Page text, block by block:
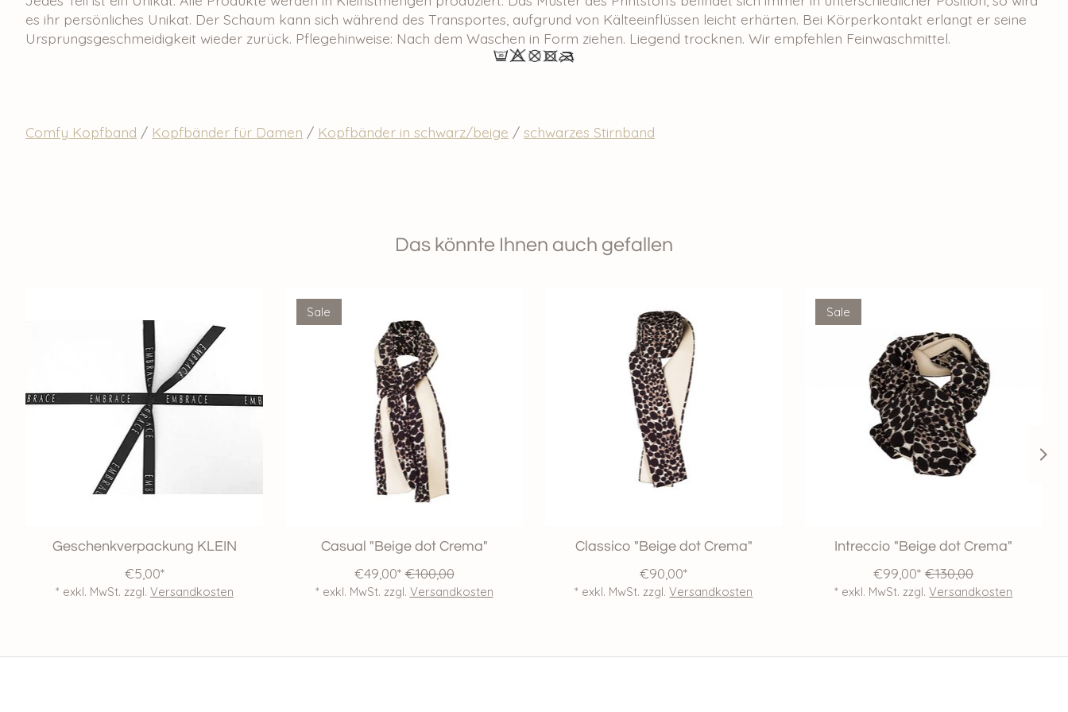
es ihr persönliches Unikat. Der Schaum kann sich während des Transportes, aufgrund von Kälteeinflüssen leicht erhärten. Bei Körperkontakt erlangt er seine
Ursprungsgeschmeidigkeit wieder zurück. Pflegehinweise: Nach dem Waschen in Form ziehen. Liegend trocknen. Wir empfehlen Feinwaschmittel.
Comfy Kopfband / Kopfbänder für Damen / Kopfbänder in schwarz/beige / schwarzes Stirnband
Das könnte Ihnen auch gefallen
Geschenkverpackung KLEIN
€5,00*
* exkl. MwSt. zzgl. Versandkosten
Sale
Casual "Beige dot Crema"
€49,00* €100,00
* exkl. MwSt. zzgl. Versandkosten
Classico "Beige dot Crema"
€90,00*
* exkl. MwSt. zzgl.Versandkosten
Sale
Intreccio "Beige dot Crema"
€99,00* €130,00
* exkl. MwSt. zzgl.Versandkosten